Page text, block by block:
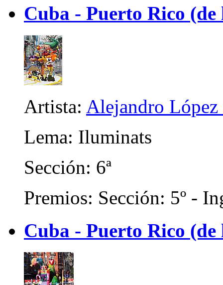
Cuba - Puerto Rico
Artista: Alejandro
Lema: Iluminats
Sección: 6ª
Premios: Sección: 5º -
Cuba - Puerto Rico